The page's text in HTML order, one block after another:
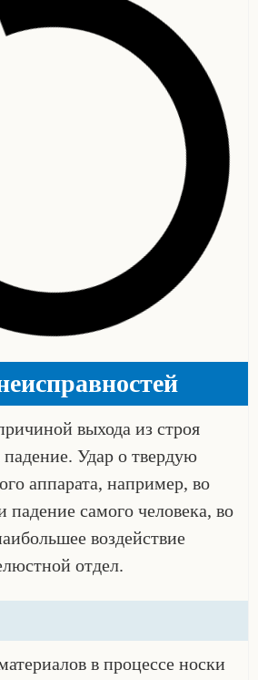
выхода из строя
падение. Удар о твердую
аппарата, например, во
падение самого человека, во
воздействие
отдел.
в процессе носки